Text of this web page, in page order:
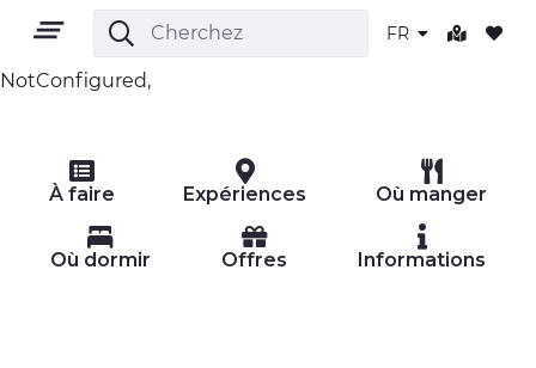
FR
NotConfigured,
À faire Expériences Où manger
Où dormir Offres Informations